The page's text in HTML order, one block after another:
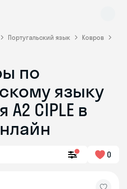
Португальский язык
Ковров
по
языку
CIPLE в
0